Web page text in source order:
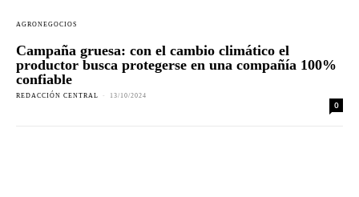
AGRONEGOCIOS
Campaña gruesa: con el cambio climático el
productor busca protegerse en una compañía 100%
confiable
REDACCIÓN CENTRAL - 13/10/2024
0